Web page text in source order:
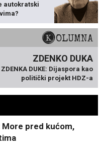
autokratski
KOLUMNA
ZDENKO DUKA
ZDENKA DUKE: Dijaspora kao
politički projekt HDZ-a
More pred kućom,